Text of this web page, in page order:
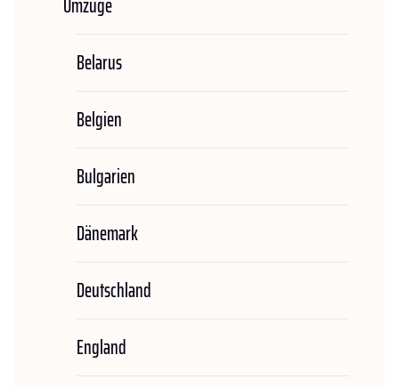
Belarus
Belgien
Bulgarien
Dänemark
Deutschland
England